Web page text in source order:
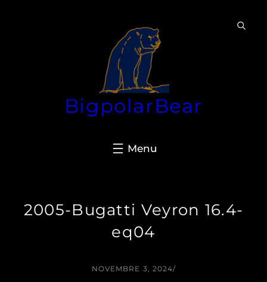
BigpolarBear
2005-Bugatti Veyron 16.4-
eq04
NOVEMBRE 3, 2024/